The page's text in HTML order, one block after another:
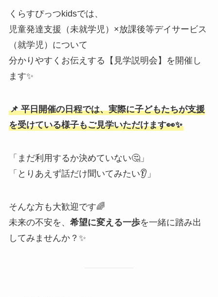
くらすぴっつkidsでは、
児童発達支援（未就学児）×放課後等デイサービス
（就学児）について
分かりやすくお伝えする【見学説明会】を開催し
ます✨
📌 平日開催の日程では、実際に子どもたちが支援
を受けている様子もご見学いただけます👀✨
「まだ利用するか決めていない🤔」
「とりあえず話だけ聞いてみたい👂」
そんな方も大歓迎です🌈
未来の不安を、 希望に変える一歩を一緒に踏み出
してみませんか？✨